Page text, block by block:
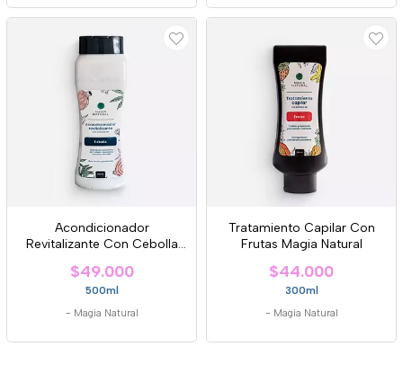
Acondicionador
Revitalizante Con Cebolla
$49.000
500ml
- Magia Natural
Tratamiento Capilar Con
Frutas Magia Natural
$44.000
300ml
- Magia Natural